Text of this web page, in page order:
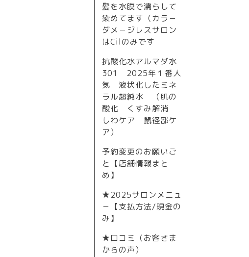
髪を水膜で濡らして
染めてます（カラ－
ダメ－ジレスサロン
はCilのみです
抗酸化水アルマダ水
301 2025年１番人
気 液状化したミネ
ラル超純水 （肌の
酸化 くすみ解消
しわケア 鼠径部ケ
ア）
予約変更のお願いご
と【店舗情報まと
め】
★2025サロンメニュ
－【支払方法/現金の
み】
★口コミ（お客さま
からの声）